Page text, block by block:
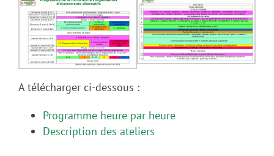
A télécharger ci-dessous :
Programme heure par heure
Description des ateliers